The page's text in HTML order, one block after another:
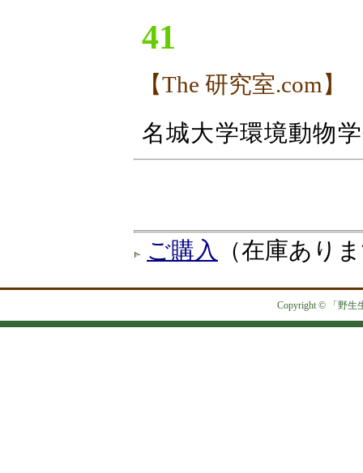
41
【The 研究室.com】
名城大学環境動物
ご購入 （在庫あり
Copyright © 「野生